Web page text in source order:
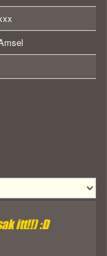
itt!!) :D